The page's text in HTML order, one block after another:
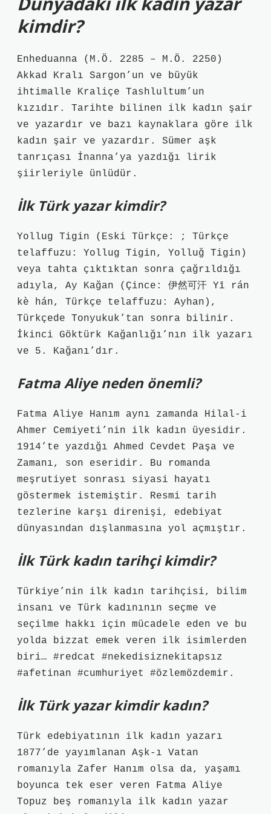
kimdir?
Enheduanna (M.Ö. 2285 – M.Ö. 2250)
Akkad Kralı Sargon’un ve büyük
ihtimalle Kraliçe Tashlultum’un
kızıdır. Tarihte bilinen ilk kadın şair
ve yazardır ve bazı kaynaklara göre ilk
kadın şair ve yazardır. Sümer aşk
tanrıçası İnanna’ya yazdığı lirik
şiirleriyle ünlüdür.
İlk Türk yazar kimdir?
Yollug Tigin (Eski Türkçe: ; Türkçe
telaffuzu: Yollug Tigin, Yolluğ Tigin)
veya tahta çıktıktan sonra çağrıldığı
adıyla, Ay Kağan (Çince: 伊然可汗 Yī rán
kè hán, Türkçe telaffuzu: Ayhan),
Türkçede Tonyukuk’tan sonra bilinir.
İkinci Göktürk Kağanlığı’nın ilk yazarı
ve 5. Kağanı’dır.
Fatma Aliye neden önemli?
Fatma Aliye Hanım aynı zamanda Hilal-i
Ahmer Cemiyeti’nin ilk kadın üyesidir.
1914’te yazdığı Ahmed Cevdet Paşa ve
Zamanı, son eseridir. Bu romanda
meşrutiyet sonrası siyasi hayatı
göstermek istemiştir. Resmi tarih
tezlerine karşı direnişi, edebiyat
dünyasından dışlanmasına yol açmıştır.
İlk Türk kadın tarihçi kimdir?
Türkiye’nin ilk kadın tarihçisi, bilim
insanı ve Türk kadınının seçme ve
seçilme hakkı için mücadele eden ve bu
yolda bizzat emek veren ilk isimlerden
biri… #redcat #nekedisiznekitapsız
#afetinan #cumhuriyet #özlemözdemir.
İlk Türk yazar kimdir kadın?
Türk edebiyatının ilk kadın yazarı
1877’de yayımlanan Aşk-ı Vatan
romanıyla Zafer Hanım olsa da, yaşamı
boyunca tek eser veren Fatma Aliye
Topuz beş romanıyla ilk kadın yazar